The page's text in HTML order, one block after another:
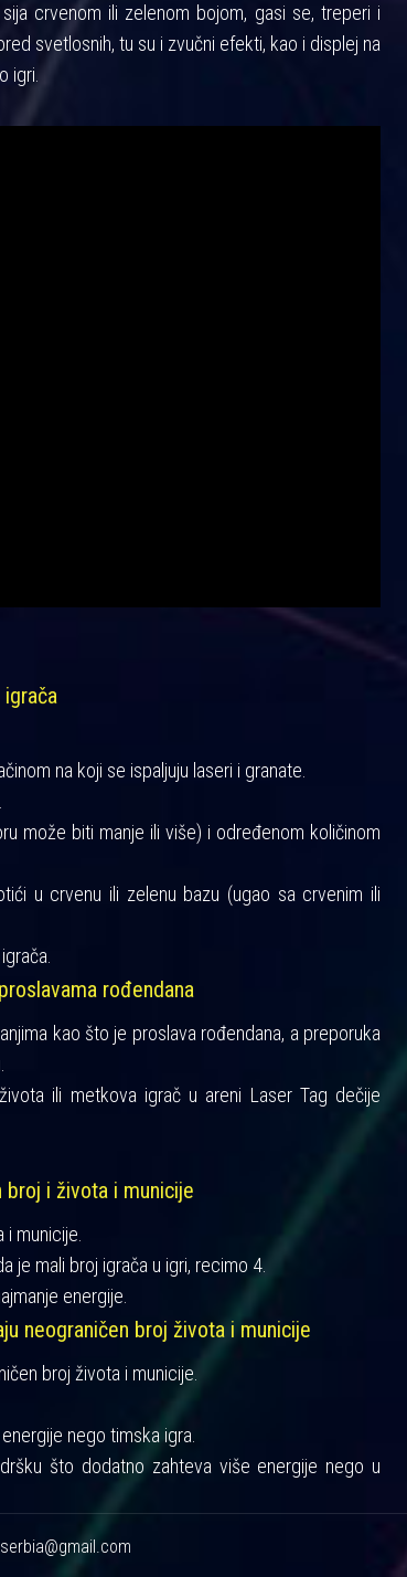
crvenom ili zelenom bojom, gasi se, treperi i
svetlosnih, tu su i zvučni efekti, kao i displej na
igri.
na koji se ispaljuju laseri i granate.
može biti manje ili više) i određenom količinom
u crvenu ili zelenu bazu (ugao sa crvenim ili
rođendana
kao što je proslava rođendana, a preporuka
ili metkova igrač u areni Laser Tag dečije
broj i života i municije
municije.
je mali broj igrača u igri, recimo 4.
energije.
neograničen broj života i municije
broj života i municije.
nego timska igra.
što dodatno zahteva više energije nego u